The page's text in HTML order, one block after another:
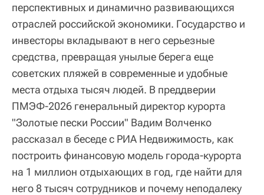
перспективных и динамично развивающихся
отраслей российской экономики. Государство и
инвесторы вкладывают в него серьезные
средства, превращая унылые берега еще
советских пляжей в современные и удобные
места отдыха тысяч людей. В преддверии
ПМЭФ-2026 генеральный директор курорта
"Золотые пески России" Вадим Волченко
рассказал в беседе с РИА Недвижимость, как
построить финансовую модель города-курорта
на 1 миллион отдыхающих в год, где найти для
него 8 тысяч сотрудников и почему неподалеку